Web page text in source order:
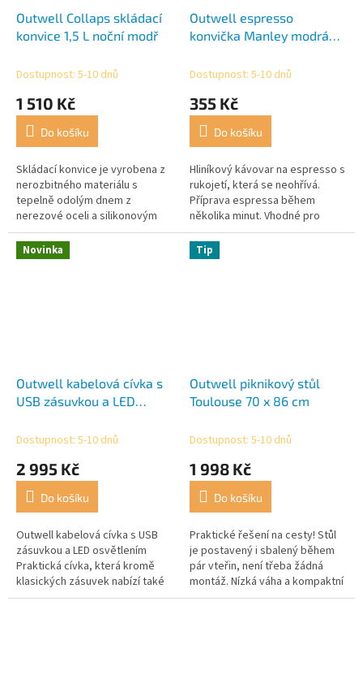
Outwell Collaps skládací
konvice 1,5 L noční modř
Dostupnost: 5-10 dnů
1 510 Kč
Do košíku
Skládací konvice je vyrobena z
nerozbitného materiálu s
tepelně odolým dnem z
nerezové oceli a silikonovým
tělem. Snadné čištění a
jednoduché skládání. Díky
praktické...
Outwell espresso
konvička Manley modrá
Dostupnost: 5-10 dnů
355 Kč
Do košíku
Hliníkový kávovar na espresso s
rukojetí, která se neohřívá.
Příprava espressa během
několika minut. Vhodné pro
všechny typy plotýnek, kromě
indukčních. Ve dvou velikostech.
Novinka
Outwell kabelová cívka s
USB zásuvkou a LED
Dostupnost: 5-10 dnů
2 995 Kč
Do košíku
Outwell kabelová cívka s USB
zásuvkou a LED osvětlením
Praktická cívka, která kromě
klasických zásuvek nabízí také
USB port pro nabití Vašeho
Tip
Outwell piknikový stůl
Toulouse 70 x 86 cm
Dostupnost: 5-10 dnů
1 998 Kč
Do košíku
Praktické řešení na cesty! Stůl
je postavený i sbalený během
pár vteřin, není třeba žádná
montáž. Nízká váha a kompaktní
sbalené rozměry usnadňují jeho